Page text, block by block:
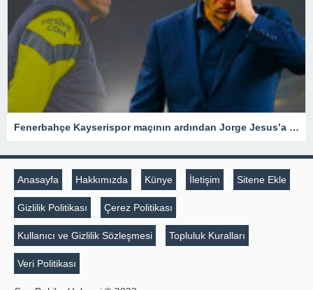
Fenerbahçe Kayserispor maçının ardından Jorge Jesus’a eleştiri! “Karizması zayıfladı, Guardiola bile…”Fenerbahçe
Anasayfa Hakkımızda Künye İletişim Sitene Ekle
Gizlilik Politikası Çerez Politikası
Kullanıcı ve Gizlilik Sözleşmesi Topluluk Kuralları
Veri Politikası